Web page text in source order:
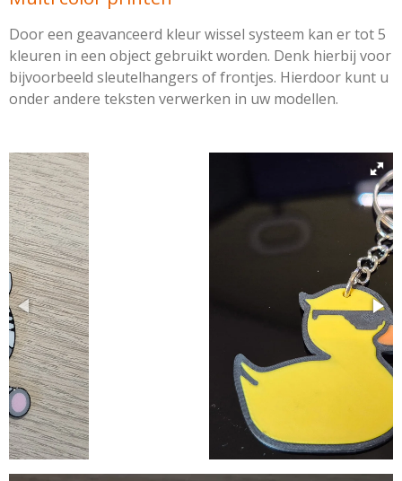
Door een geavanceerd kleur wissel systeem kan er tot 5
kleuren in een object gebruikt worden. Denk hierbij voor
bijvoorbeeld sleutelhangers of frontjes. Hierdoor kunt u
onder andere teksten verwerken in uw modellen.